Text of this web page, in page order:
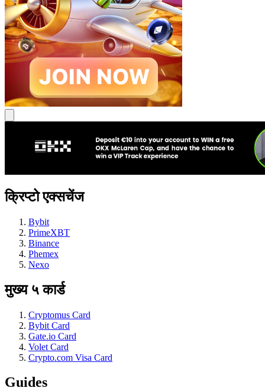
क्रिप्टो एक्सचेंज
Bybit
PrimeXBT
Binance
Phemex
Nexo
मुख्य ५ कार्ड
Cryptomus Card
Bybit Card
Gate.io Card
Volet Card
Crypto.com Visa Card
Guides